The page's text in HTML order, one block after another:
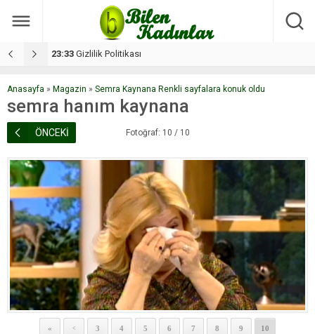
17:08 Dilan, düğününe 5 gün kala hayatını kaybetti
Anasayfa » Magazin » Semra Kaynana Renkli sayfalara konuk oldu
semra hanım kaynana
ÖNCEKİ Fotoğraf: 10 / 10
« < 3 4 5 6 7 8 9 10